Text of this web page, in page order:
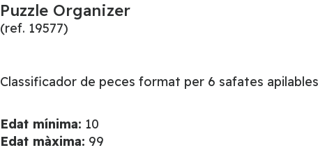
Puzzle Organizer
(ref. 19577)
Classificador de peces format per 6 safates
Edat mínima: 10
Edat màxima: 99